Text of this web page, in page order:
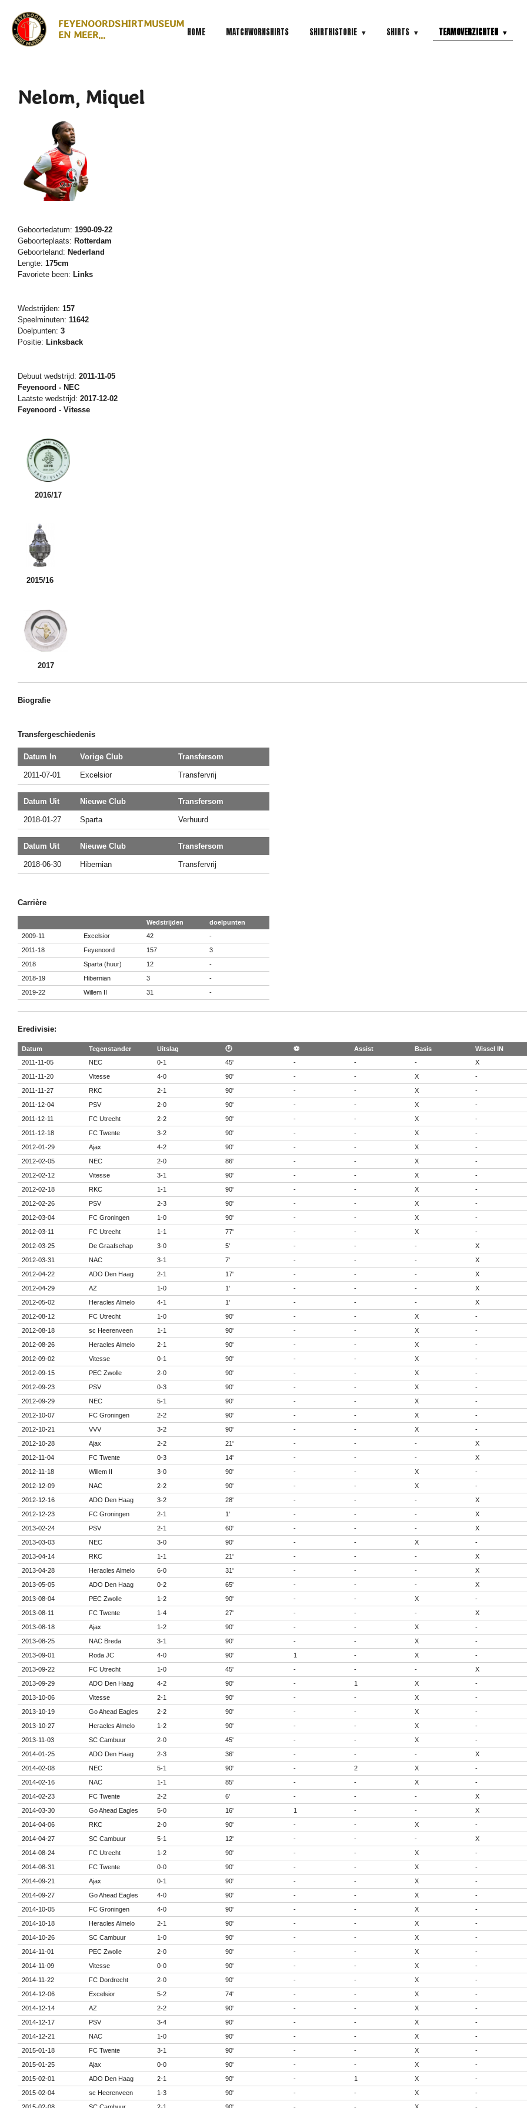
direct
naar
FEYENOORDSHIRTMUSEUM
EN MEER...
HOME MATCHWORNSHIRTS SHIRTHISTORIE SHIRTS TEAMOVERZICHTEN
Nelom, Miquel
Geboortedatum: 1990-09-22
Geboorteplaats: Rotterdam
Geboorteland: Nederland
Lengte: 175cm
Favoriete been: Links
Wedstrijden: 157
Speelminuten: 11642
Doelpunten: 3
Positie: Linksback
Debuut wedstrijd: 2011-11-05
Feyenoord - NEC
Laatste wedstrijd: 2017-12-02
Feyenoord - Vitesse
2016/17
2015/16
2017
Biografie
Transfergeschiedenis
Datum In Vorige Club Transfersom
2011-07-01 Excelsior Transfervrij
Datum Uit Nieuwe Club Transfersom
2018-01-27 Sparta Verhuurd
Datum Uit Nieuwe Club Transfersom
2018-06-30 Hibernian Transfervrij
Carrière
Wedstrijden
doelpunten
2009-11
Excelsior 42
-
2011-18
Feyenoord 157
3
2018
Sparta (huur) 12
-
2018-19
Hibernian 3
-
2019-22
Willem II 31 -
Eredivisie:
Datum Tegenstander Uitslag 🕐 ⚽ Assist Basis Wissel IN
2011-11-05
NEC 0-1 45' - - - X
2011-11-20
Vitesse 4-0 90' - - X -
2011-11-27
RKC 2-1 90' - - X -
2011-12-04
PSV 2-0 90' - - X -
2011-12-11
FC Utrecht 2-2 90' - - X -
2011-12-18
FC Twente 3-2 90' - - X -
2012-01-29
Ajax 4-2 90' - - X -
2012-02-05
NEC 2-0 86' - - X -
2012-02-12
Vitesse 3-1 90' - - X -
2012-02-18
RKC 1-1 90' - - X -
2012-02-26
PSV 2-3 90' - - X -
2012-03-04
FC Groningen 1-0 90' - - X -
2012-03-11
FC Utrecht 1-1 77' - - X -
2012-03-25
De Graafschap 3-0 5' - - - X
2012-03-31
NAC 3-1 7' - - - X
2012-04-22
ADO Den Haag 2-1 17' - - - X
2012-04-29
AZ 1-0 1' - - - X
2012-05-02
Heracles Almelo 4-1 1' - - - X
2012-08-12
FC Utrecht 1-0 90' - - X -
2012-08-18
sc Heerenveen 1-1 90' - - X -
2012-08-26
Heracles Almelo 2-1 90' - - X -
2012-09-02
Vitesse 0-1 90' - - X -
2012-09-15
PEC Zwolle 2-0 90' - - X -
2012-09-23
PSV 0-3 90' - - X -
2012-09-29
NEC 5-1 90' - - X -
2012-10-07
FC Groningen 2-2 90' - - X -
2012-10-21
VVV 3-2 90' - - X -
2012-10-28
Ajax 2-2 21' - - - X
2012-11-04
FC Twente 0-3 14' - - - X
2012-11-18
Willem II 3-0 90' - - X -
2012-12-09
NAC 2-2 90' - - X -
2012-12-16
ADO Den Haag 3-2 28' - - - X
2012-12-23
FC Groningen 2-1 1' - - - X
2013-02-24
PSV 2-1 60' - - - X
2013-03-03
NEC 3-0 90' - - X -
2013-04-14
RKC 1-1 21' - - - X
2013-04-28
Heracles Almelo 6-0 31' - - - X
2013-05-05
ADO Den Haag 0-2 65' - - - X
2013-08-04
PEC Zwolle 1-2 90' - - X -
2013-08-11
FC Twente 1-4 27' - - - X
2013-08-18
Ajax 1-2 90' - - X -
2013-08-25
NAC Breda 3-1 90' - - X -
2013-09-01
Roda JC 4-0 90' 1 - X -
2013-09-22
FC Utrecht 1-0 45' - - - X
2013-09-29
ADO Den Haag 4-2 90' - 1 X -
2013-10-06
Vitesse 2-1 90' - - X -
2013-10-19
Go Ahead Eagles 2-2 90' - - X -
2013-10-27
Heracles Almelo 1-2 90' - - X -
2013-11-03
SC Cambuur 2-0 45' - - X -
2014-01-25
ADO Den Haag 2-3 36' - - - X
2014-02-08
NEC 5-1 90' - 2 X -
2014-02-16
NAC 1-1 85' - - X -
2014-02-23
FC Twente 2-2 6' - - - X
2014-03-30
Go Ahead Eagles 5-0 16' 1 - - X
2014-04-06
RKC 2-0 90' - - X -
2014-04-27
SC Cambuur 5-1 12' - - - X
2014-08-24
FC Utrecht 1-2 90' - - X -
2014-08-31
FC Twente 0-0 90' - - X -
2014-09-21
Ajax 0-1 90' - - X -
2014-09-27
Go Ahead Eagles 4-0 90' - - X -
2014-10-05
FC Groningen 4-0 90' - - X -
2014-10-18
Heracles Almelo 2-1 90' - - X -
2014-10-26
SC Cambuur 1-0 90' - - X -
2014-11-01
PEC Zwolle 2-0 90' - - X -
2014-11-09
Vitesse 0-0 90' - - X -
2014-11-22
FC Dordrecht 2-0 90' - - X -
2014-12-06
Excelsior 5-2 74' - - X -
2014-12-14
AZ 2-2 90' - - X -
2014-12-17
PSV 3-4 90' - - X -
2014-12-21
NAC 1-0 90' - - X -
2015-01-18
FC Twente 3-1 90' - - X -
2015-01-25
Ajax 0-0 90' - - X -
2015-02-01
ADO Den Haag 2-1 90' - 1 X -
2015-02-04
sc Heerenveen 1-3 90' - - X -